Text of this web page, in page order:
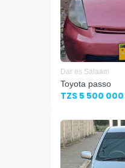
Dar es Salaam
Toyota passo
TZS 5 500 000